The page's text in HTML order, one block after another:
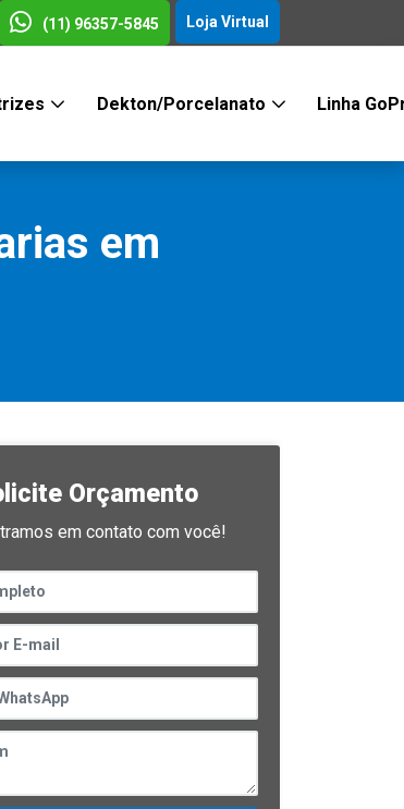
(11) 96357-5845 Loja Virtual
Dekton/Porcelanato Linha
em
Orçamento
em contato com você!